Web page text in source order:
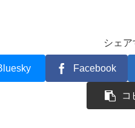
シェア
Facebook
コ